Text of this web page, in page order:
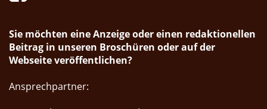
Sie möchten eine Anzeige oder einen redaktionellen
Beitrag in unseren Broschüren oder auf der
Webseite veröffentlichen?
Ansprechpartner: